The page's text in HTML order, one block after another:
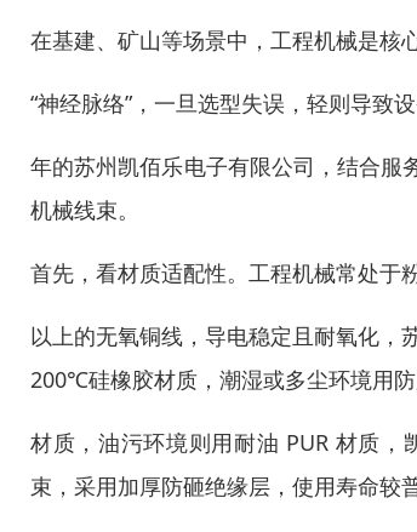
在基建、矿山等场景中，工程机械是核
“神经脉络”，一旦选型失误，轻则导致
年的苏州凯佰乐电子有限公司，结合服
机械线束。
首先，看材质适配性。工程机械常处于
以上的无氧铜线，导电稳定且耐氧化，
200℃硅橡胶材质，潮湿或多尘环境用防
材质，油污环境则用耐油 PUR 材质
束，采用加厚防砸绝缘层，使用寿命较